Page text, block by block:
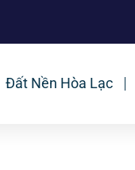
Đất Nền Hòa Lạc